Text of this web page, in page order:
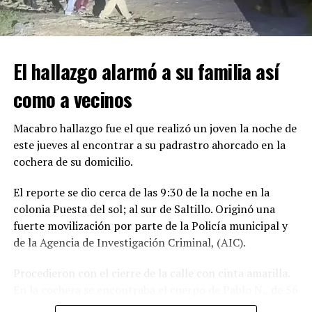
Trascendió que Brianda atravesaba por un cuadro de
depresión, versión que ya es considerada dentro de la
Tras el fallecimiento, la Fiscalía General del Estado
tomó conocimiento de los hechos y ordenó las
Con Información Tomada de EL DIARIO DE COAHUILA
El hallazgo alarmó a su familia así
como a vecinos
Macabro hallazgo fue el que realizó un joven la noche de
este jueves al encontrar a su padrastro ahorcado en la
cochera de su domicilio.
El reporte se dio cerca de las 9:30 de la noche en la
colonia Puesta del sol; al sur de Saltillo. Originó una
fuerte movilización por parte de la Policía municipal y
de la Agencia de Investigación Criminal, (AIC).
Procedieron con el cierre de la calle con cinta amarilla.
años de edad, colgado con un cable eléctrico a una